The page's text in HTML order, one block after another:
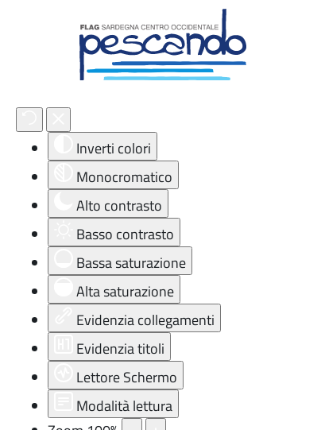
Strumenti di accessibilità
Inverti colori
Monocromatico
Alto contrasto
Basso contrasto
Bassa saturazione
Alta saturazione
Evidenzia collegamenti
Evidenzia titoli
Lettore Schermo
Modalità lettura